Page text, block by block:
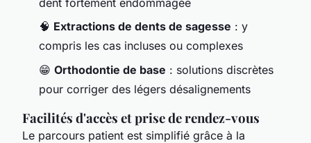
dent fortement endommagée
🧠 Extractions de dents de sagesse : y
compris les cas incluses ou complexes
😁 Orthodontie de base : solutions discrètes
pour corriger des légers désalignements
Facilités d'accès et prise de rendez-vous
Le parcours patient est simplifié grâce à la